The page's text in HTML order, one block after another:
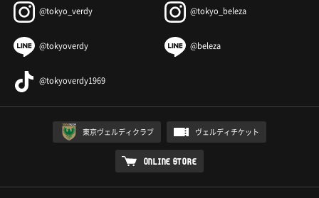
@tokyo_verdy @tokyo_beleza
@tokyoverdy @beleza
@tokyoverdy1969
東京ヴェルディクラブ ヴェルディチケット
ONLINE STORE